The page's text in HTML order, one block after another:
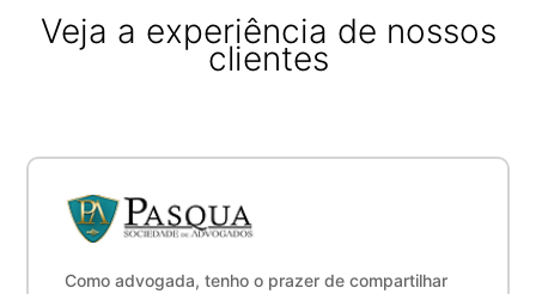
Veja a experiência de nossos
clientes
Como advogada, tenho o prazer de compartilhar